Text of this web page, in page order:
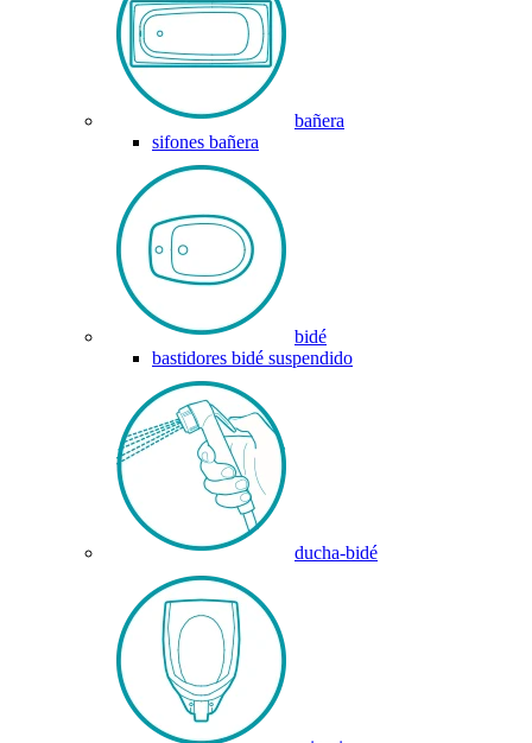
bañera
sifones bañera
bidé
bastidores bidé suspendido
ducha-bidé